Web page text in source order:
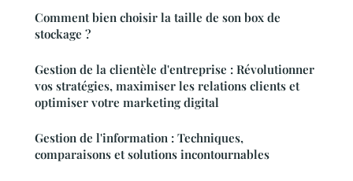
Comment bien choisir la taille de son box de
stockage ?
Gestion de la clientèle d'entreprise : Révolutionner
vos stratégies, maximiser les relations clients et
optimiser votre marketing digital
Gestion de l'information : Techniques,
comparaisons et solutions incontournables